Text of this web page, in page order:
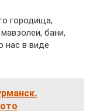
городища,
бани,
нас в виде